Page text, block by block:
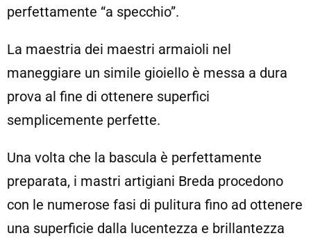
perfettamente “a specchio”.
La maestria dei maestri armaioli nel
maneggiare un simile gioiello è messa a dura
prova al fine di ottenere superfici
semplicemente perfette.
Una volta che la bascula è perfettamente
preparata, i mastri artigiani Breda procedono
con le numerose fasi di pulitura fino ad ottenere
una superficie dalla lucentezza e brillantezza